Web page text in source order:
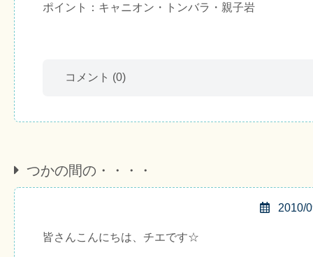
ポイント：キャニオン・トンバラ・親子岩
コメント (0)
つかの間の・・・・
2010/
皆さんこんにちは、チエです☆